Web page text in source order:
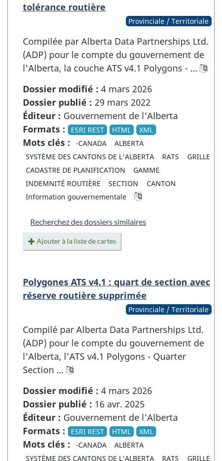
tolérance routière
Provinciale / Territoriale
Compilée par Alberta Data Partnerships Ltd.
(ADP) pour le compte du gouvernement de
l'Alberta, la couche ATS v4.1 Polygons - …
Dossier modifié : 4 mars 2026
Dossier publié : 29 mars 2022
Éditeur : Gouvernement de l'Alberta
Formats :
ESRI REST HTML XML
Mots clés : -CANADA
ALBERTA
SYSTÈME DES CANTONS DE L'ALBERTA
RATS
GRILLE
CADASTRE DE PLANIFICATION
GAMME
INDEMNITÉ ROUTIÈRE
SECTION
CANTON
Information gouvernementale
Recherchez des dossiers similaires
Ajouter à la liste de cartes
Polygones ATS v4.1 : quart de section avec
réserve routière supprimée
Provinciale / Territoriale
Compilé par Alberta Data Partnerships Ltd.
(ADP) pour le compte du gouvernement de
l'Alberta, l'ATS v4.1 Polygons - Quarter
Section …
Dossier modifié : 4 mars 2026
Dossier publié : 16 avr. 2025
Éditeur : Gouvernement de l'Alberta
Formats :
ESRI REST HTML XML
Mots clés : -CANADA
ALBERTA
SYSTÈME DES CANTONS DE L'ALBERTA
RATS GRILLE